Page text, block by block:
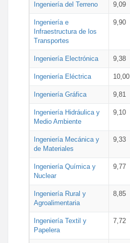
Ingeniería del Terreno 9,09
Ingeniería e
Infraestructura de los
Transportes
9,90
Ingeniería Electrónica 9,38
Ingeniería Eléctrica 10,00
Ingeniería Gráfica 9,81
Ingeniería Hidráulica y
Medio Ambiente
9,10
Ingeniería Mecánica y
de Materiales
9,33
Ingeniería Química y
Nuclear
9,77
Ingeniería Rural y
Agroalimentaria
8,85
Ingeniería Textil y
Papelera
7,72